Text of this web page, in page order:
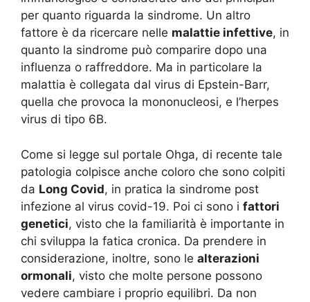
per quanto riguarda la sindrome. Un altro
fattore è da ricercare nelle malattie infettive, in
quanto la sindrome può comparire dopo una
influenza o raffreddore. Ma in particolare la
malattia è collegata dal virus di Epstein-Barr,
quella che provoca la mononucleosi, e l’herpes
virus di tipo 6B.
Come si legge sul portale Ohga, di recente tale
patologia colpisce anche coloro che sono colpiti
da Long Covid, in pratica la sindrome post
infezione al virus covid-19. Poi ci sono i fattori
genetici, visto che la familiarità è importante in
chi sviluppa la fatica cronica. Da prendere in
considerazione, inoltre, sono le alterazioni
ormonali, visto che molte persone possono
vedere cambiare i proprio equilibri. Da non